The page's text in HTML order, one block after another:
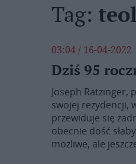
Tag:
03:04 / 16-04-2022
Dziś 95
Joseph Ratzinger,
swojej rezydencji,
przewiduje się
obecnie dość
możliwe, ale